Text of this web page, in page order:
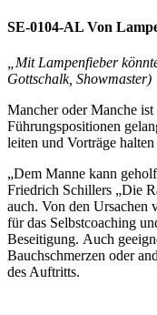
SE-0104-AL Von
„Mit Lampenfieber
Gottschalk, Showmaster)
Mancher oder Manche
Führungspositionen
leiten und Vorträge
„Dem Manne kann
Friedrich Schillers „Die
auch. Von den Ursachen
für das Selbstcoaching
Beseitigung. Auch
Bauchschmerzen oder
des Auftritts.